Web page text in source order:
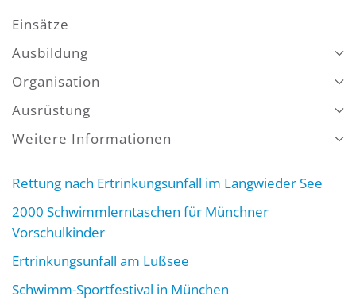
Einsätze
Ausbildung
Organisation
Ausrüstung
Weitere Informationen
Rettung nach Ertrinkungsunfall im Langwieder See
2000 Schwimmlerntaschen für Münchner
Vorschulkinder
Ertrinkungsunfall am Lußsee
Schwimm-Sportfestival in München